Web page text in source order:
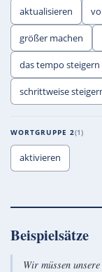
aktualisieren
größer machen
das tempo steigern
schrittweise
WORTGRUPPE 2 1
aktivieren
Beispielsätze
Wir müssen